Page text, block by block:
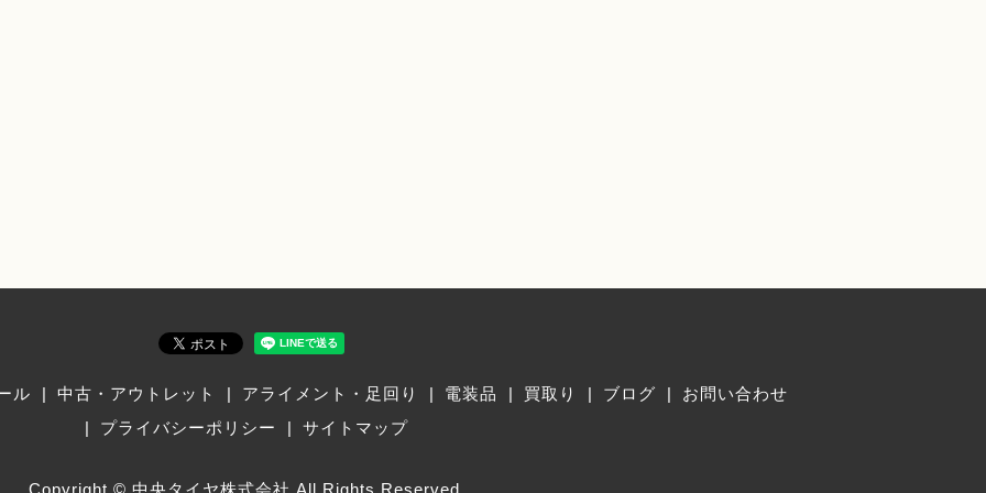
ル 中古・アウトレット アライメント・足回り 電装品 買取り ブログ
お問い合わせ
プライバシーポリシー
サイトマップ